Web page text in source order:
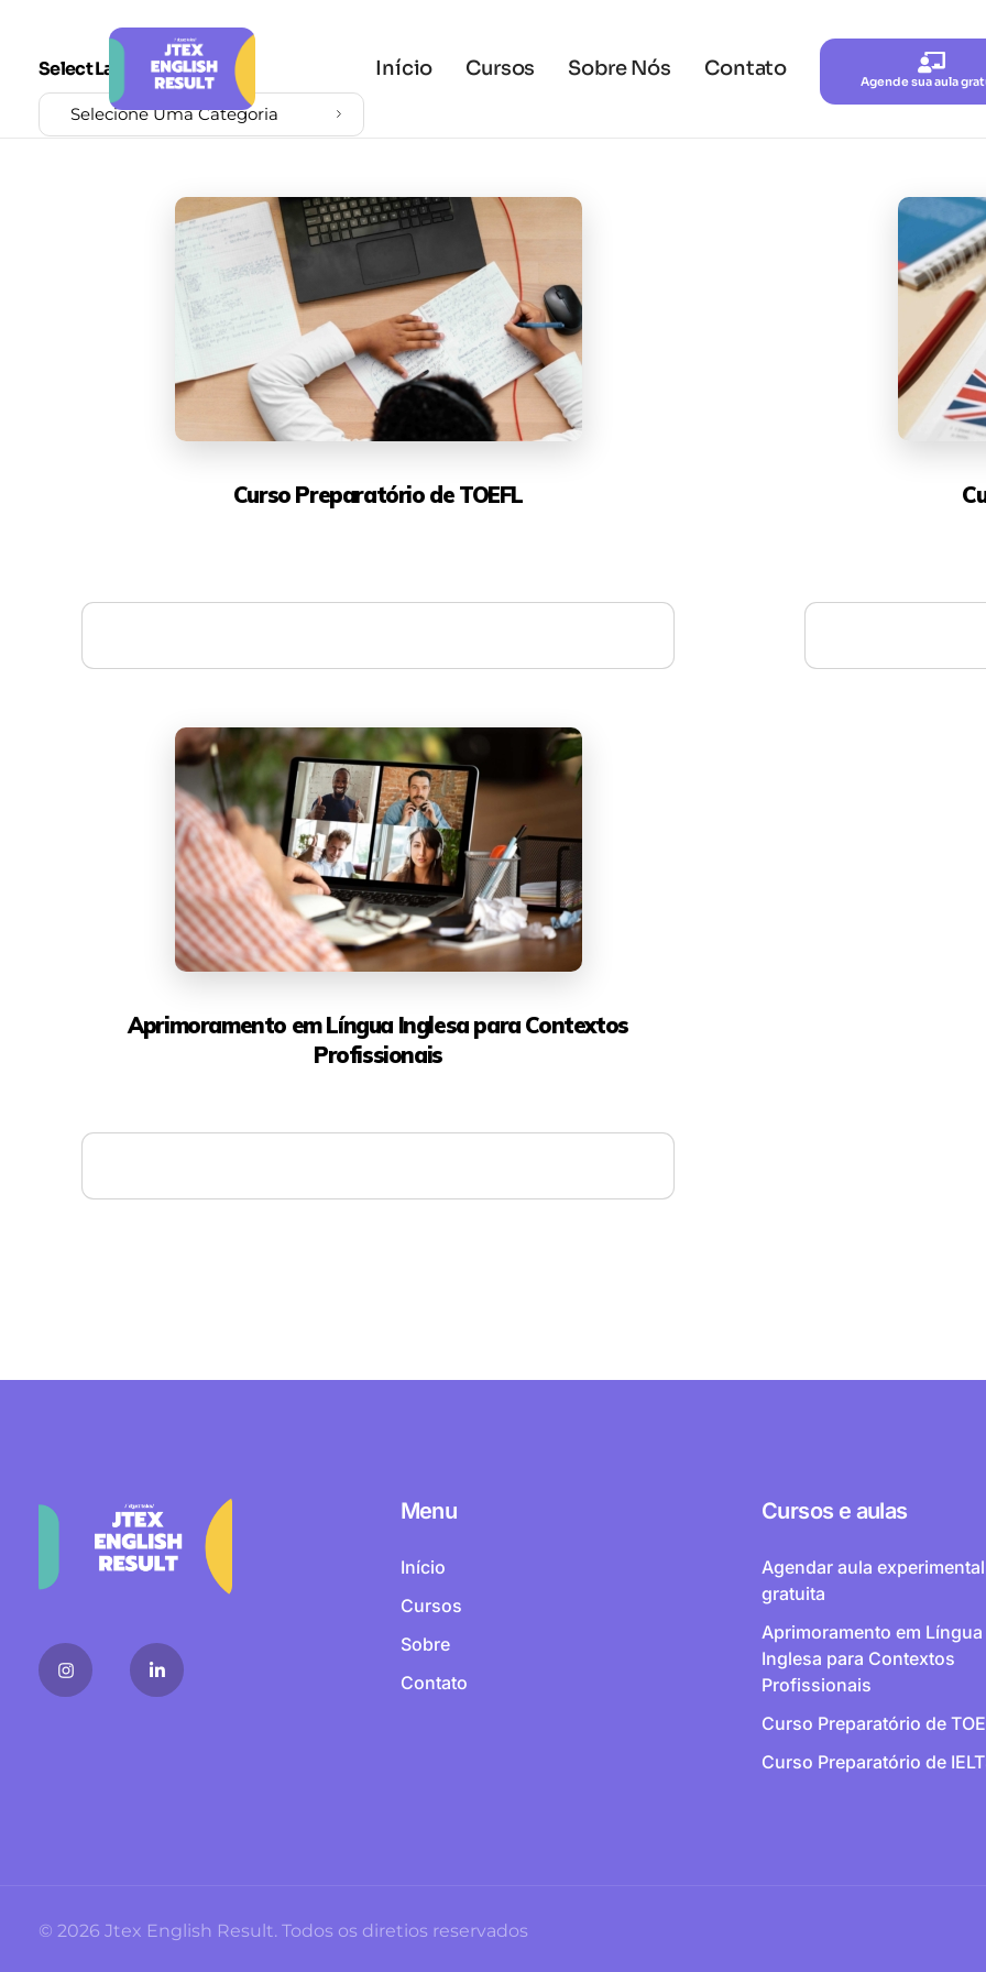
Início Cursos Sobre Nós Contato
Agende sua aula
Select Languages
Selecione Uma Categoria
Curso Preparatório de TOEFL
Aprimoramento em Língua Inglesa para Contextos
Profissionais
Menu
Início
Cursos
Sobre
Contato
Cursos e aulas
Agendar aula experimental
gratuita
Aprimoramento em Língua
Inglesa para Contextos
Profissionais
Curso Preparatório de
Curso Preparatório de
© 2026 Jtex English Result. Todos os diretios reservados